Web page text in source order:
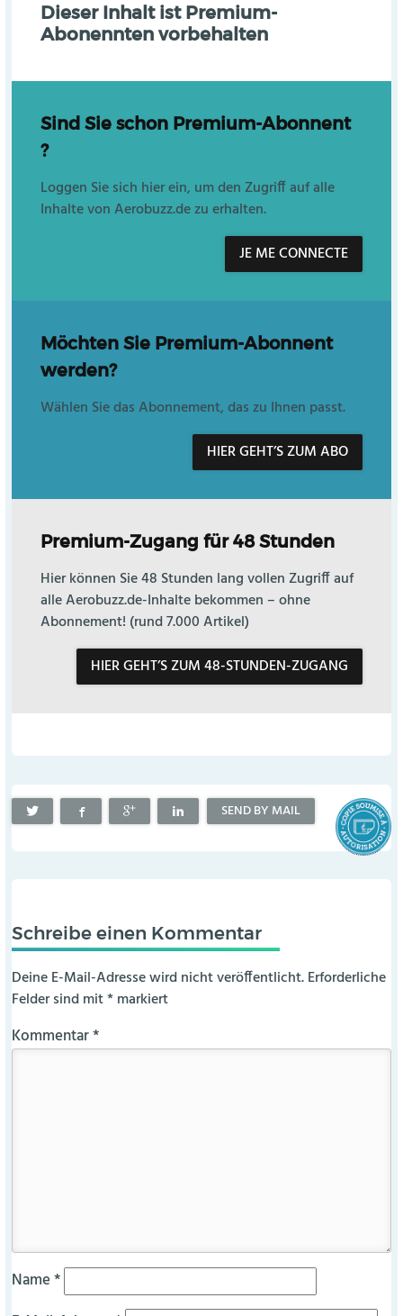
Dieser Inhalt ist Premium-
Abonennten vorbehalten
Sind Sie schon Premium-Abonnent
?
Loggen Sie sich hier ein, um den Zugriff auf alle
Inhalte von Aerobuzz.de zu erhalten.
JE ME CONNECTE
Möchten Sie Premium-Abonnent
werden?
Wählen Sie das Abonnement, das zu Ihnen passt.
HIER GEHT’S ZUM ABO
Premium-Zugang für 48 Stunden
Hier können Sie 48 Stunden lang vollen Zugriff auf
alle Aerobuzz.de-Inhalte bekommen – ohne
Abonnement! (rund 7.000 Artikel)
HIER GEHT’S ZUM 48-STUNDEN-ZUGANG
SEND BY MAIL
Schreibe einen Kommentar
Deine E-Mail-Adresse wird nicht veröffentlicht. Erforderliche
Felder sind mit*markiert
Kommentar*
Name*